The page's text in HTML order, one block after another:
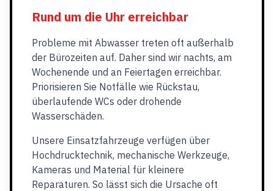
Rund um die Uhr erreichbar
Probleme mit Abwasser treten oft außerhalb
der Bürozeiten auf. Daher sind wir nachts, am
Wochenende und an Feiertagen erreichbar.
Priorisieren Sie Notfälle wie Rückstau,
überlaufende WCs oder drohende
Wasserschäden.
Unsere Einsatzfahrzeuge verfügen über
Hochdrucktechnik, mechanische Werkzeuge,
Kameras und Material für kleinere
Reparaturen. So lässt sich die Ursache oft